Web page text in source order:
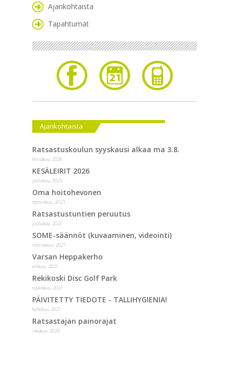
Ajankohtaista
Tapahtumat
Ajankohtaista
Ratsastuskoulun syyskausi alkaa ma 3.8.
heinäkuu, 2026
KESÄLEIRIT 2026
joulukuu, 2025
Oma hoitohevonen
tammikuu, 2023
Ratsastustuntien peruutus
joulukuu, 2021
SOME-säännöt (kuvaaminen, videointi)
marraskuu, 2021
Varsan Heppakerho
elokuu, 2021
Rekikoski Disc Golf Park
toukokuu, 2021
PÄIVITETTY TIEDOTE - TALLIHYGIENIA!
huhtikuu, 2021
Ratsastajan painorajat
lokakuu, 2020